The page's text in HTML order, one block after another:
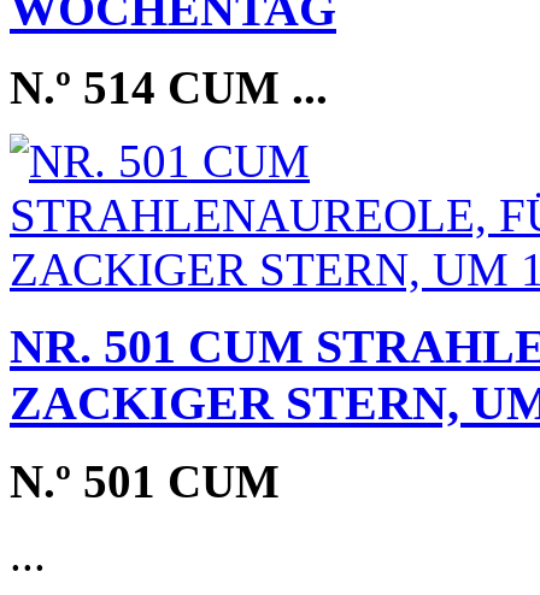
N.º 514 CUM ...
NR. 501 CUM
ZACKIGER STERN,
N.º 501 CUM
...